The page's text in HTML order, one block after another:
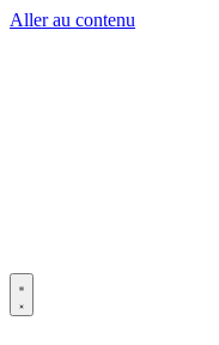
Aller au contenu